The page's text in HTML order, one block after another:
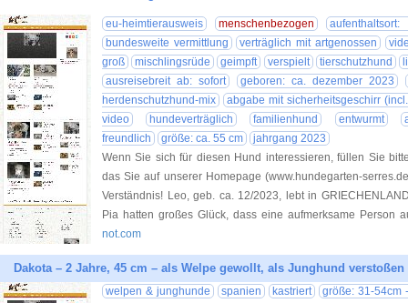
eu-heimtierausweis menschenbezogen
bundesweite vermittlung
verträglich mit artgenossen
groß
mischlingsrüde geimpft verspielt tierschutzhund
ausreisebreit ab: sofort
geboren: ca. dezember 2023
herdenschutzhund-mix
abgabe mit sicherheitsgeschirr
video
hundeverträglich familienhund entwurmt
freundlich
größe: ca. 55 cm
jahrgang 2023
Wenn Sie sich für diesen Hund interessieren, füllen Sie
das Sie auf unserer Homepage (www.hundegarten-
Verständnis! Leo, geb. ca. 12/2023, lebt in
Pia hatten großes Glück, dass eine aufmerksame Person
not.com
Dakota – 2 Jahre, 45 cm – als Welpe gewollt, als Junghund verstoßen
welpen & junghunde spanien kastriert
größe: 31-54cm